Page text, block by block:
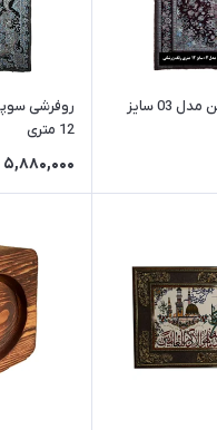
روفرشی سوپر گلشن مدل 03 سایز
12 متری
5,880,000